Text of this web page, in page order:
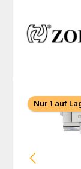
Bildergalerie
Nur 1 auf